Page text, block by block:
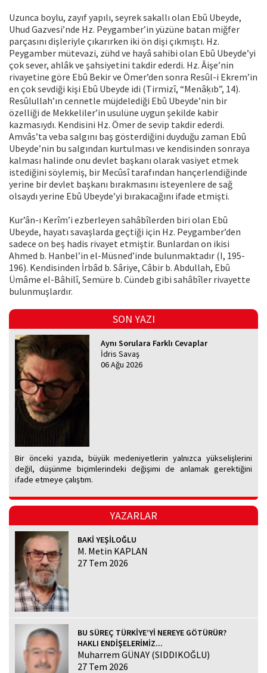
Uzunca boylu, zayıf yapılı, seyrek sakallı olan Ebû Ubeyde,
Uhud Gazvesi’nde Hz. Peygamber’in yüzüne batan miğfer
parçasını dişleriyle çıkarırken iki ön dişi çıkmıştı. Hz.
Peygamber mütevazi, zühd ve hayâ sahibi olan Ebû Ubeyde’yi
çok sever, ahlâk ve şahsiyetini takdir ederdi. Hz. Âişe’nin
rivayetine göre Ebû Bekir ve Ömer’den sonra Resûl-i Ekrem’in
en çok sevdiği kişi Ebû Ubeyde idi (Tirmizî, “Menâḳıb”, 14).
Resûlullah’ın cennetle müjdelediği Ebû Ubeyde’nin bir
özelliği de Mekkeliler’in usulüne uygun şekilde kabir
kazmasıydı. Kendisini Hz. Ömer de sevip takdir ederdi.
Amvâs’ta veba salgını baş gösterdiğini duyduğu zaman Ebû
Ubeyde’nin bu salgından kurtulması ve kendisinden sonraya
kalması halinde onu devlet başkanı olarak vasiyet etmek
istediğini söylemiş, bir Mecûsî tarafından hançerlendiğinde
yerine bir devlet başkanı bırakmasını isteyenlere de sağ
olsaydı yerine Ebû Ubeyde’yi bırakacağını ifade etmişti.
Kur’ân-ı Kerîm’i ezberleyen sahâbîlerden biri olan Ebû
Ubeyde, hayatı savaşlarda geçtiği için Hz. Peygamber’den
sadece on beş hadis rivayet etmiştir. Bunlardan on ikisi
Ahmed b. Hanbel’in el-Müsned’inde bulunmaktadır (I, 195-
196). Kendisinden İrbâd b. Sâriye, Câbir b. Abdullah, Ebû
Ümâme el-Bâhilî, Semüre b. Cündeb gibi sahâbîler rivayette
bulunmuşlardır.
SON YAZI
Aynı Sorulara Farklı Cevaplar
İdris Savaş
06 Ağu 2026
Bir önceki yazıda, büyük medeniyetlerin yalnızca yükselişlerini
değil, düşünme biçimlerindeki değişimi de anlamak gerektiğini
ifade etmeye çalıştım.
YAZARLAR
BAKİ YEŞİLOĞLU
M. Metin KAPLAN
27 Tem 2026
BU SÜREÇ TÜRKİYE’Yİ NEREYE GÖTÜRÜR?
HAKLI ENDİŞELERİMİZ...
Muharrem GÜNAY (SIDDIKOĞLU)
27 Tem 2026